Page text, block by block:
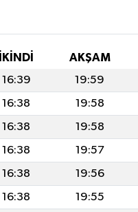
İKINDI AKŞAM
16:39 19:59
16:38 19:58
16:38 19:58
16:38 19:57
16:38 19:56
16:38 19:55